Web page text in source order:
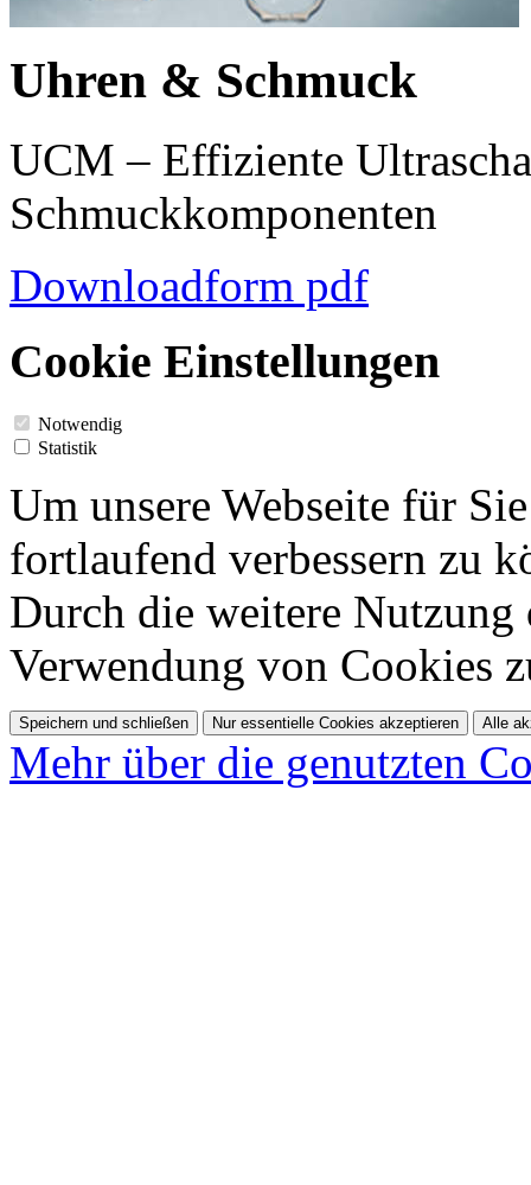
Uhren & Schmuck
UCM – Effiziente
Schmuckkomponenten
Downloadform pdf
Cookie Einstellungen
Notwendig
Statistik
Um unsere Webseite für
fortlaufend verbessern zu
Durch die weitere Nutzung
Verwendung von Cookies
Speichern und schließen Nur essentielle Cookies akzeptieren Alle
Mehr über die genutzten